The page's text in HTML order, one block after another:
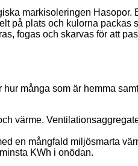
markisoleringen
på plats och kulorna
fogas och skarvas för att
många som är hemma
värme.
en mångfald miljösmarta
KWh i onödan.